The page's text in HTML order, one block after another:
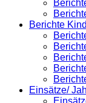
Berichte
Einsätze/